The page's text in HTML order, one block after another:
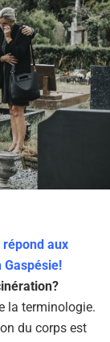
aux
la terminologie.
du corps est